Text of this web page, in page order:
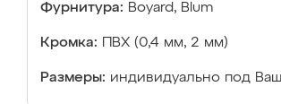
Фурнитура: Boyard, Blum
Кромка: ПВХ (0,4 мм, 2 мм)
Размеры: индивидуально под Ваш